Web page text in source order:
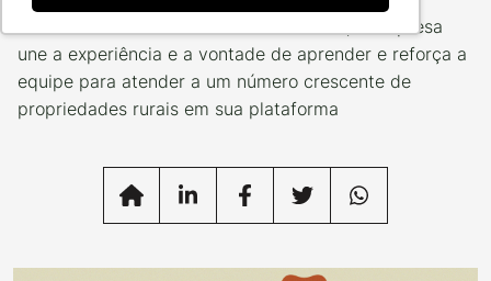
Com uma safra de novos colaboradores, a empresa
une a experiência e a vontade de aprender e reforça a
equipe para atender a um número crescente de
propriedades rurais em sua plataforma